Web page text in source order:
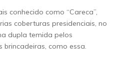
conhecido como “Careca”,
coberturas presidenciais, no
dupla temida pelos
brincadeiras, como essa.